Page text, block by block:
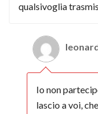
qualsivoglia
Io non
lascio a voi,